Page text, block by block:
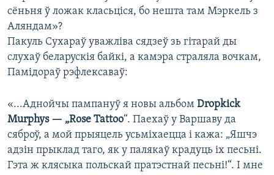
сёньня ў ложак класьціся, бо нешта там Мэркель з
Аляндам»?
Пакуль Сухараў уважліва сядзеў зь гітарай ды
слухаў беларускія байкі, а камэра страляла вочкам,
Памідораў рэфлексаваў:
«...Аднойчы пампануў я новы альбом Dropkick
Murphys — „Rose Tattoo“. Паехаў у Варшаву да
сяброў, а мой прыяцель усьміхаецца і кажа: „Яшчэ
адзін прыклад таго, як у палякаў крадуць іх песьні.
Гэта ж клясыка польскай пратэстнай песьні!“. І мне